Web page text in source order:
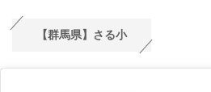
【群馬県】さる小